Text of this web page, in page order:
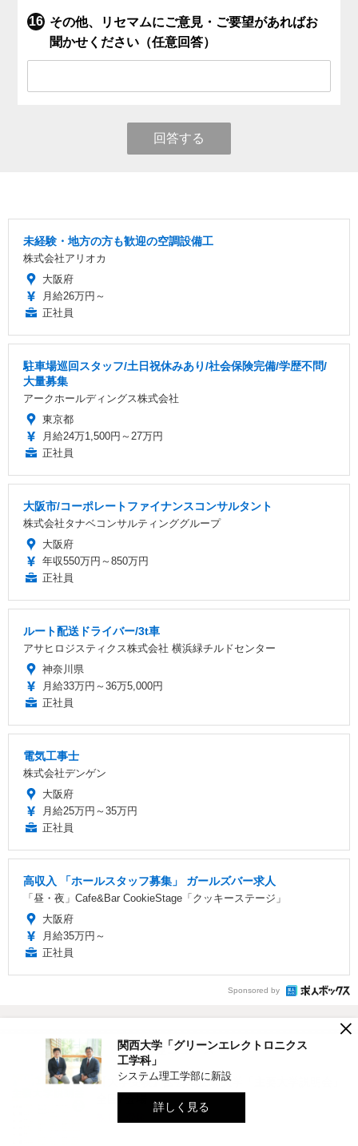
その他、リセマムにご意見・ご要望があればお
聞かせください（任意回答）
回答する
未経験・地方の方も歓迎の空調設備工
株式会社アリオカ
大阪府
月給26万円～
正社員
駐車場巡回スタッフ/土日祝休みあり/社会保険完備/学歴不問/
大量募集
アークホールディングス株式会社
東京都
月給24万1,500円～27万円
正社員
大阪市/コーポレートファイナンスコンサルタント
株式会社タナベコンサルティンググループ
大阪府
年収550万円～850万円
正社員
ルート配送ドライバー/3t車
アサヒロジスティクス株式会社 横浜緑チルドセンター
神奈川県
月給33万円～36万5,000円
正社員
電気工事士
株式会社デンゲン
大阪府
月給25万円～35万円
正社員
高収入 「ホールスタッフ募集」 ガールズバー求人
「昼・夜」Cafe&Bar CookieStage「クッキーステージ」
大阪府
月給35万円～
正社員
Sponsored by
関連ニュース
【大学受験】国公私立57大学「主要大学説明会」
×
関西大学「グリーンエレクトロニクス
工学科」
システム理工学部に新設
詳しく見る